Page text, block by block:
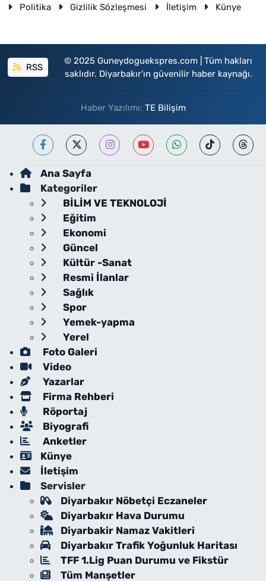
Politika
Gizlilik Sözleşmesi İletişim Künye
RSS
© 2025 Guneydoguekspres.com | Tüm hakları
saklıdır. Diyarbakır'ın güvenilir haber kaynağı.
Haber Yazılımı: TE Bilişim
Ana Sayfa
Kategoriler
BİLİM VE TEKNOLOJİ
Eğitim
Ekonomi
Güncel
Kültür -Sanat
Resmi İlanlar
Sağlık
Spor
Yemek-yapma
Yerel
Foto Galeri
Video
Yazarlar
Firma Rehberi
Röportaj
Biyografi
Anketler
Künye
İletişim
Servisler
Diyarbakır Nöbetçi Eczaneler
Diyarbakır Hava Durumu
Diyarbakir Namaz Vakitleri
Diyarbakır Trafik Yoğunluk Haritası
TFF 1.Lig Puan Durumu ve Fikstür
Tüm Manşetler